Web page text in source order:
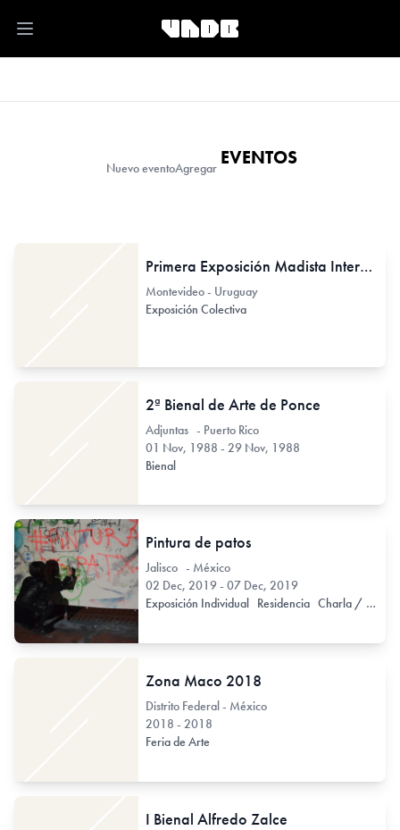
Open main menu
Nuevo eventoAgregar EVENTOS
Primera Exposición Madista Internacional
Montevideo - Uruguay
Exposición Colectiva
2ª Bienal de Arte de Ponce
Adjuntas - Puerto Rico
01 Nov, 1988 - 29 Nov, 1988
Bienal
Pintura de patos
Jalisco - México
02 Dec, 2019 - 07 Dec, 2019
Exposición Individual
Residencia Charla / Conferencia / Disertación
Zona Maco 2018
Distrito Federal - México
2018 - 2018
Feria de Arte
I Bienal Alfredo Zalce